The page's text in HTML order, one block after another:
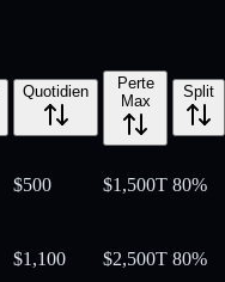
Quotidien
Perte
Max
Split
$500 $1,500T 80%
$1,100 $2,500T 80%